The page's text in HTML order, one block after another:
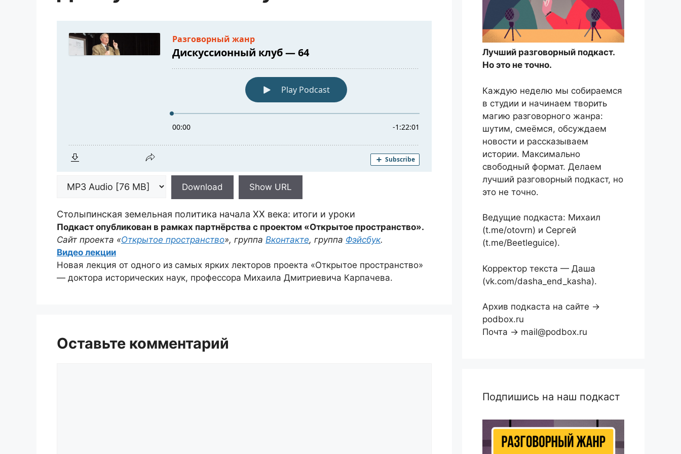
Download Show URL
Столыпинская земельная политика начала XX века: итоги и уроки
Подкаст опубликован в рамках партнёрства с проектом «Открытое пространство».
Сайт проекта «Открытое пространство», группа Вконтакте, группа Фэйсбук.
Видео лекции
Новая лекция от одного из самых ярких лекторов проекта «Открытое пространство»
— доктора исторических наук, профессора Михаила Дмитриевича Карпачева.
Оставьте комментарий
Лучший разговорный подкаст.
Но это не точно.
Каждую неделю мы собираемся
в студии и начинаем творить
магию разговорного жанра:
шутим, смеёмся, обсуждаем
новости и рассказываем
истории. Максимально
свободный формат. Делаем
лучший разговорный подкаст, но
это не точно.
Ведущие подкаста: Михаил
(t.me/otovrn) и Сергей
(t.me/Beetleguice).
Корректор текста — Даша
(vk.com/dasha_end_kasha).
Архив подкаста на сайте →
podbox.ru
Почта → mail@podbox.ru
Подпишись на наш подкаст